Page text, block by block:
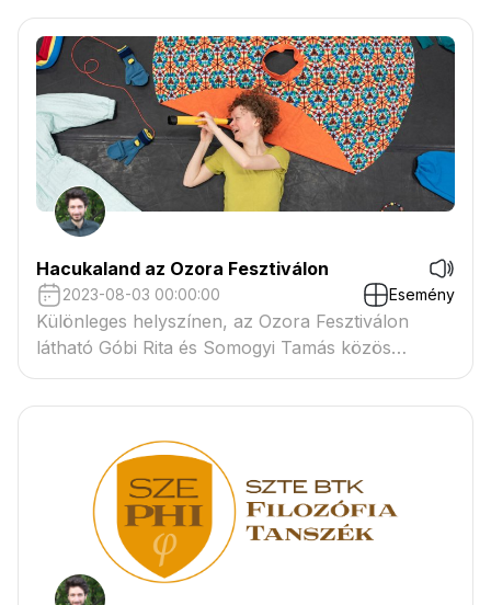
fiú címmel.
Hacukaland az Ozora Fesztiválon
2023-08-03 00:00:00 Esemény
Különleges helyszínen, az Ozora Fesztiválon
látható Góbi Rita és Somogyi Tamás közös
munkája.